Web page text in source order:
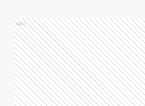
Ads